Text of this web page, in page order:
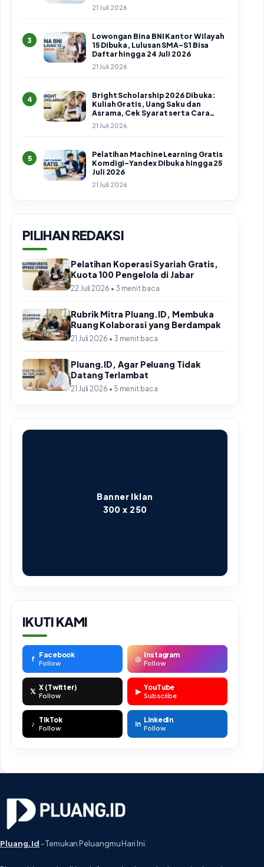
21 Juli 2026
3
Lowongan Bina BNI Kantor Wilayah
15 Dibuka, Lulusan SMA–S1 Bisa
Daftar hingga 24 Juli 2026
21 Juli 2026
4
Bright Scholarship 2026 Dibuka:
Kuliah Gratis, Uang Saku dan
Asrama, Cek Syarat serta Cara
Daftar
21 Juli 2026
5
Pelatihan Machine Learning Gratis
Komdigi–Yandex Dibuka hingga 25
Juli 2026
21 Juli 2026
PILIHAN REDAKSI
Pelatihan Koperasi Syariah Gratis,
Kuota 100 Pengelola di Jabar
22 Juli 2026 • 3 menit baca
Rubrik Mitra Pluang.ID, Membuka
Ruang Kolaborasi yang Berdampak
21 Juli 2026 • 3 menit baca
Pluang.ID, Agar Peluang Tidak
Datang Terlambat
21 Juli 2026 • 5 menit baca
Banner Iklan
300 x 250
IKUTI KAMI
f Facebook
Follow ◎ Instagram
Follow
𝕏 X (Twitter)
Follow ▶ YouTube
Subscribe
♪ TikTok
Follow in LinkedIn
Follow
Pluang.id - Temukan Peluangmu Hari Ini.